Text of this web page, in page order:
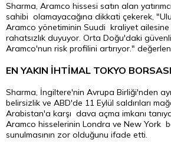
Sharma, Aramco hissesi satın alan
sahibi olamayacağına dikkati çekerek,
Aramco yönetiminin Suudi kraliyet ailesine
rahatsızlık duyuyor. Orta Doğu'daki
Aramco'nun risk profilini artırıyor."
EN YAKIN İHTİMAL TOKYO BORSASI
Sharma, İngiltere'nin Avrupa Birliği'nden
belirsizlik ve ABD'de 11 Eylül saldırıları
Arabistan'a karşı dava açma imkanı
Aramco hisselerinin Londra ve New York
sunulmasının zor olduğunu ifade etti.